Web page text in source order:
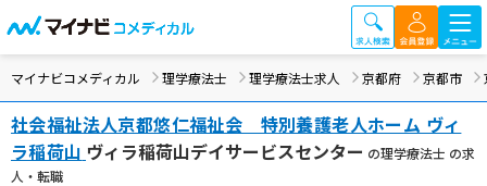
マイナビコメディカル 理学療法士 理学療法士求人 京都府 京都市
社会福祉法人京都悠仁福祉会 特別養護老人ホーム ヴィ
ラ稲荷山 ヴィラ稲荷山デイサービスセンター の理学療法士 の求
人・転職